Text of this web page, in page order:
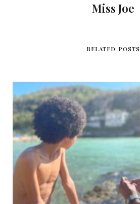
Miss Joe
RELATED POSTS